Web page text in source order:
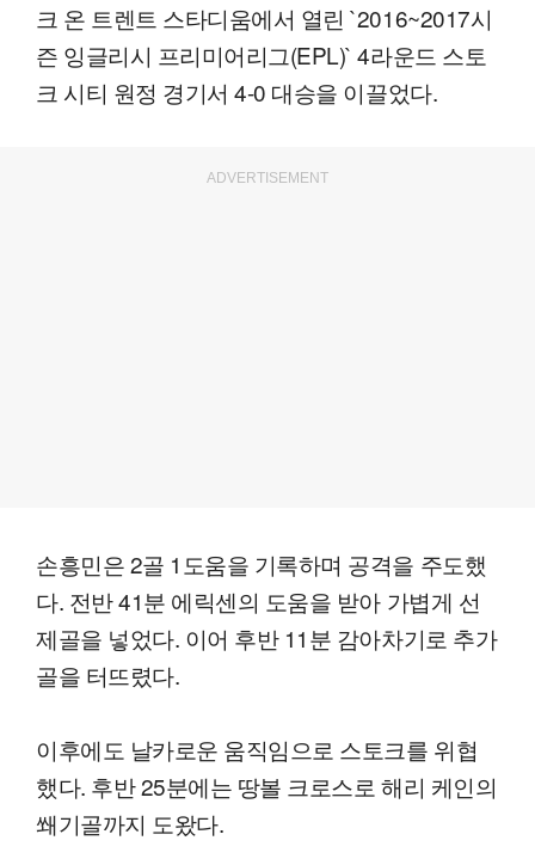
크 온 트렌트 스타디움에서 열린 `2016~2017시
즌 잉글리시 프리미어리그(EPL)` 4라운드 스토
크 시티 원정 경기서 4-0 대승을 이끌었다.
ADVERTISEMENT
손흥민은 2골 1도움을 기록하며 공격을 주도했
다. 전반 41분 에릭센의 도움을 받아 가볍게 선
제골을 넣었다. 이어 후반 11분 감아차기로 추가
골을 터뜨렸다.
이후에도 날카로운 움직임으로 스토크를 위협
했다. 후반 25분에는 땅볼 크로스로 해리 케인의
쐐기골까지 도왔다.